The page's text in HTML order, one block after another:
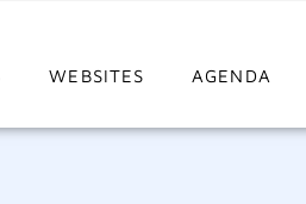
WEBSITES AGENDA